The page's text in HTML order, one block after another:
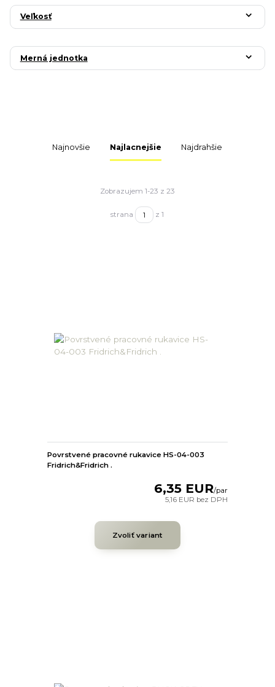
Veľkosť
Merná jednotka
Najnovšie Najlacnejšie Najdrahšie
Zobrazujem 1-23 z 23
strana z 1
Povrstvené pracovné rukavice HS-04-003
Fridrich&Fridrich .
6,35 EUR/par
5,16 EUR bez DPH
Zvoliť variant